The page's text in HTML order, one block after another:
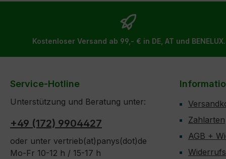
Kostenloser Versand ab 99,- € in DE, AT und BENELUX.
Service-Hotline
Unterstützung und Beratung unter:
+49 (172) 9904427
oder unter vertrieb(at)panys(dot)de
Mo-Fr 10-12 h / 15-17 h
Zahlarten
AGB +